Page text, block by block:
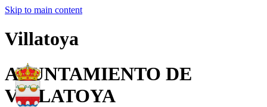
Skip to main content
Villatoya
AYUNTAMIENTO DE
VILLATOYA